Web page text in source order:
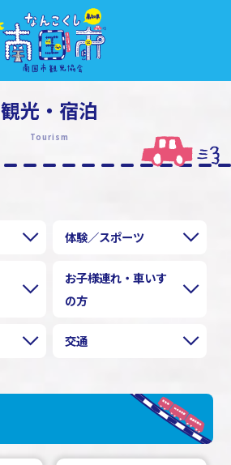
観光・宿泊
Tourism
体験／スポーツ
お子様連れ・車いす
の方
交通